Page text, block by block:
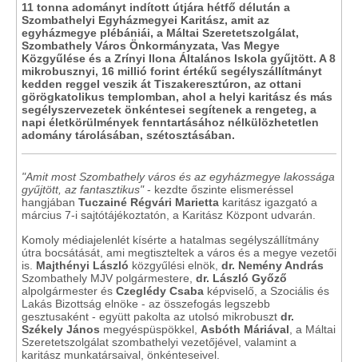
11 tonna adományt indított útjára hétfő délután a
Szombathelyi Egyházmegyei Karitász, amit az
egyházmegye plébániái, a Máltai Szeretetszolgálat,
Szombathely Város Önkormányzata, Vas Megye
Közgyűlése és a Zrínyi Ilona Általános Iskola gyűjtött. A 8
mikrobusznyi, 16 millió forint értékű segélyszállítmányt
kedden reggel veszik át Tiszakeresztúron, az ottani
görögkatolikus templomban, ahol a helyi karitász és más
segélyszervezetek önkéntesei segítenek a rengeteg, a
napi életkörülmények fenntartásához nélkülözhetetlen
adomány tárolásában, szétosztásában.
"Amit most Szombathely város és az egyházmegye lakossága
gyűjtött, az fantasztikus"- kezdte őszinte elismeréssel
hangjában Tuczainé Régvári Marietta karitász igazgató a
március 7-i sajtótájékoztatón, a Karitász Központ udvarán.
Komoly médiajelenlét kísérte a hatalmas segélyszállítmány
útra bocsátását, ami megtiszteltek a város és a megye vezetői
is. Majthényi László közgyűlési elnök, dr. Nemény András
Szombathely MJV polgármestere, dr. László Győző
alpolgármester és Czeglédy Csaba képviselő, a Szociális és
Lakás Bizottság elnöke - az összefogás legszebb
gesztusaként - együtt pakolta az utolsó mikrobuszt dr.
Székely János megyéspüspökkel, Asbóth Máriával , a Máltai
Szeretetszolgálat szombathelyi vezetőjével, valamint a
karitász munkatársaival, önkénteseivel.